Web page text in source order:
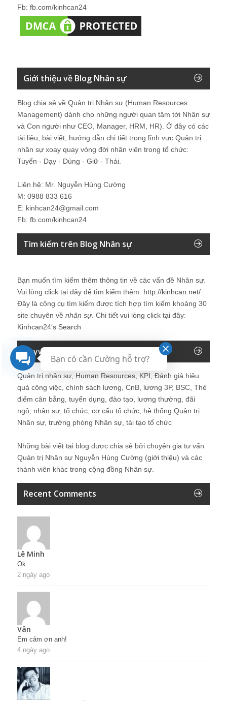
Fb: fb.com/kinhcan24
Giới thiệu về Blog Nhân sự
Blog chia sẻ về Quản trị Nhân sự (Human Resources
Management) dành cho những người quan tâm tới Nhân sự
và Con người như CEO, Manager, HRM, HR). Ở đây có các
tài liệu, bài viết, hướng dẫn chi tiết trong lĩnh vực Quản trị
nhân sự xoay quay vòng đời nhân viên trong tổ chức:
Tuyển - Dạy - Dùng - Giữ - Thải.
Liên hệ: Mr. Nguyễn Hùng Cường
M: 0988 833 616
E: kinhcan24@gmail.com
Fb: fb.com/kinhcan24
Tìm kiếm trên Blog Nhân sự
Bạn muốn tìm kiếm thêm thông tin về các vấn đề Nhân sự
Vui lòng click tại đây để tìm kiếm thêm: http://kinhcan.net/
Đây là công cụ tìm kiếm được tích hợp tìm kiếm khoảng 30
site chuyên về nhân sự. Chi tiết vui lòng click tại đây:
Kinhcan24′s Search
Keyword của Blog
Quản trị nhân sự, Human Resources, KPI, Đánh giá hiệu
quả công việc, chính sách lương, CnB, lương 3P, BSC, Thẻ
điểm cân bằng, tuyển dụng, đào tạo, lương thưởng, đãi
ngộ, nhân sự, tổ chức, cơ cấu tổ chức, hệ thống Quản trị
Nhân sự, trưởng phòng Nhân sự, tái tạo tổ chức
Những bài viết tại blog được chia sẻ bởi chuyên gia tư vấn
Quản trị Nhân sự Nguyễn Hùng Cường (giới thiệu) và các
thành viên khác trong cộng đồng Nhân sự.
Recent Comments
Lê Minh
Ok
2 ngày ago
Vân
Em cảm ơn anh!
4 ngày ago
Bạn có cần Cường hỗ trợ?